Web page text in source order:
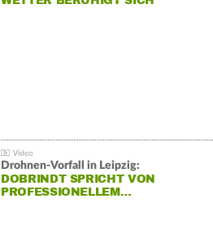
Drohnen-Vorfall in Leipzig:
DOBRINDT SPRICHT VON
PROFESSIONELLEM…